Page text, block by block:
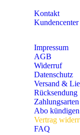
Kontakt
Kundencenter
Impressum
AGB
Widerruf
Datenschutz
Versand &
Rücksendung
Zahlungsarten
Abo kündigen
Vertrag
FAQ